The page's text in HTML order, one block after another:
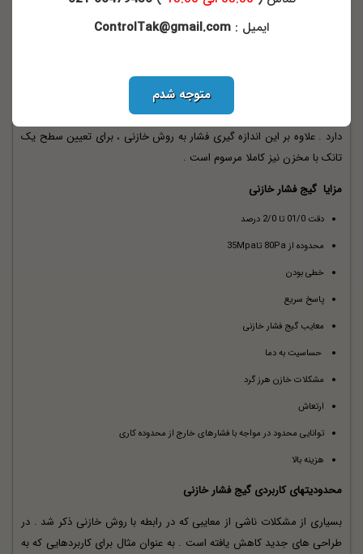
طراحی تک خازنی است .
در خروجی ، ولتاژ صفر ولت ایجاد می شود ، در مد موازنه نشده ، برای
تعیین فشار ، نیاز به اندازه گیری نسبت ولتاژ خروجی به ولتاژ تحریک می
باشد . این نوع اندازه گیری فشار کاملا دقیق بوده و محدوده کاری وسیعی
دارد . علاوه بر این اندازه گیری فشار به روش خازنی ، برای تعیین سطح یک
تانک با مخزن نیز کاملا مرسوم است .
مزایا گیج فشار خازنی
دقت 01/0 تا 2/0 درصد
محدوده از 80Pa تا35Mpa
خطی بودن
پاسخ سریع
معایب گیج فشار خازنی
حساسیت به دما
مشکلات خازن هرز گرد
ارتعاش
توانایی محدود در مواجه با فشارهای خارج از محدوده کاری
هزینه بالا
محدودیتهای کاربردی گیج فشار خازنی
بسیاری از مشکلات ناشی از معایبی که در رابطه با روش خازنی ذکر شد . در
طراحی های جدید کاهش یافته است . به عنوان مثال برای کاربردهایی که به
ایمیل : ControlTak@gmail.com
متوجه شدم